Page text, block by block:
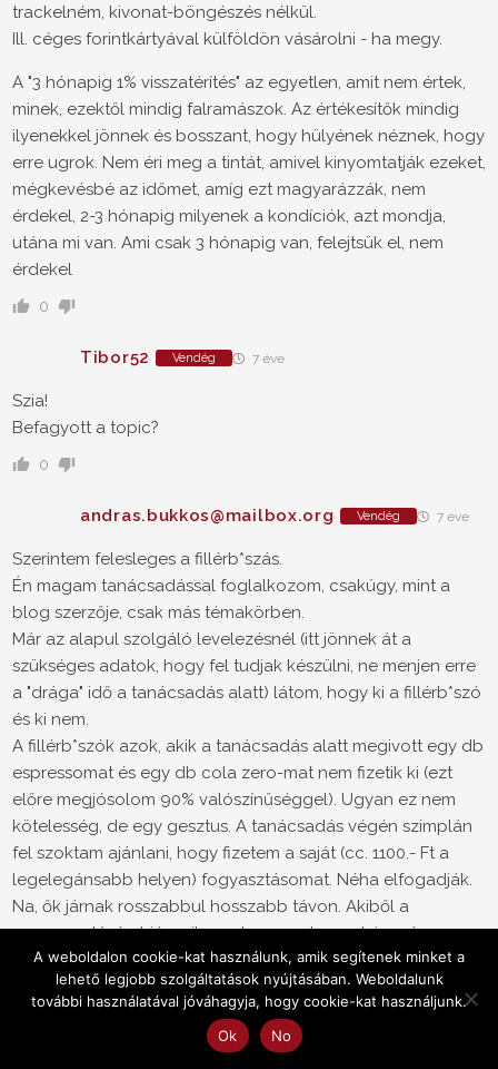
trackelném, kivonat-böngészés nélkül.
Ill. céges forintkártyával külföldön vásárolni - ha megy.
A "3 hónapig 1% visszatérítés" az egyetlen, amit nem értek,
minek, ezektől mindig falramászok. Az értékesítők mindig
ilyenekkel jönnek és bosszant, hogy hülyének néznek, hogy
erre ugrok. Nem éri meg a tintát, amivel kinyomtatják ezeket,
mégkevésbé az időmet, amíg ezt magyarázzák, nem
érdekel, 2-3 hónapig milyenek a kondíciók, azt mondja,
utána mi van. Ami csak 3 hónapig van, felejtsük el, nem
érdekel
0
Tibor52 Vendég 7 éve
Szia!
Befagyott a topic?
0
andras.bukkos@mailbox.org Vendég 7 éve
Szerintem felesleges a fillérb*szás.
Én magam tanácsadással foglalkozom, csakúgy, mint a
blog szerzője, csak más témakörben.
Már az alapul szolgáló levelezésnél (itt jönnek át a
szükséges adatok, hogy fel tudjak készülni, ne menjen erre
a "drága" idő a tanácsadás alatt) látom, hogy ki a fillérb*szó
és ki nem.
A fillérb*szók azok, akik a tanácsadás alatt megivott egy db
espressomat és egy db cola zero-mat nem fizetik ki (ezt
előre megjósolom 90% valószínűséggel). Ugyan ez nem
kötelesség, de egy gesztus. A tanácsadás végén szimplán
fel szoktam ajánlani, hogy fizetem a saját (cc. 1100.- Ft a
legelegánsabb helyen) fogyasztásomat. Néha elfogadják.
Na, ők járnak rosszabbul hosszabb távon. Akiből a
nagyvonalúság hiányzik, azok sosem lesznek igazán
vagyonosak.
0
Vendég 7 éve
A weboldalon cookie-kat használunk, amik segítenek minket a
lehető legjobb szolgáltatások nyújtásában. Weboldalunk
további használatával jóváhagyja, hogy cookie-kat használjunk.
Ok
No